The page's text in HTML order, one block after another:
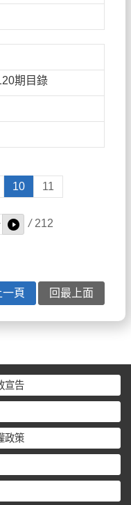
期目錄
10 11
/ 212
一頁 回最上面
宣告
政策